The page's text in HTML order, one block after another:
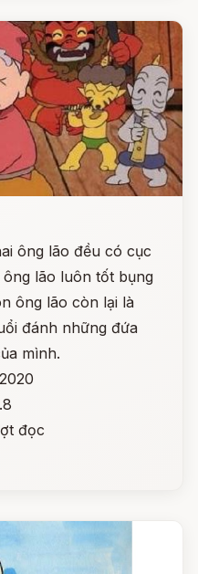
ông lão đều có cục
lão luôn tốt bụng
ông lão còn lại là
đánh những đứa
mình.
đọc